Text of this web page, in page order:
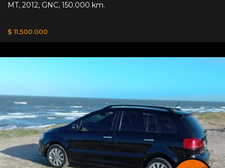
MT, 2012, GNC, 150.000 km.
$ 11.500.000